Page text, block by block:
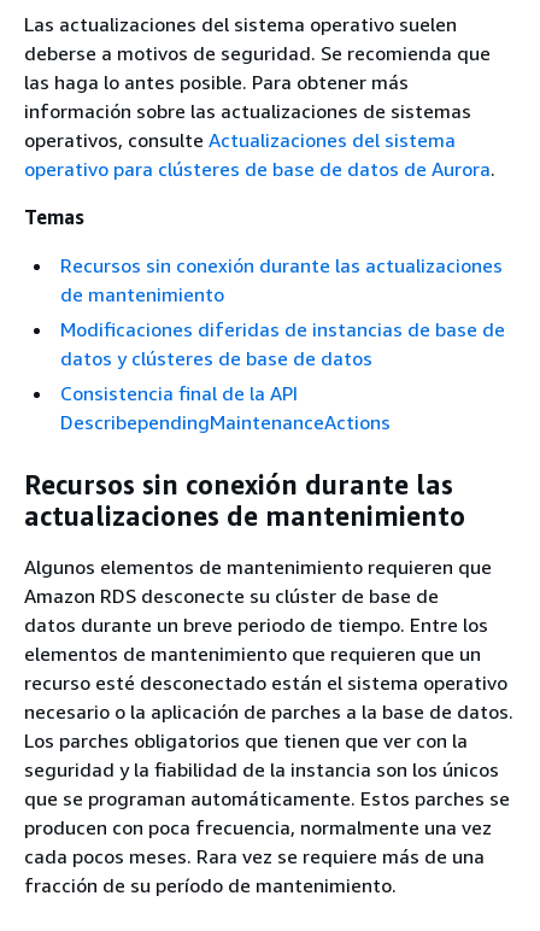
Las actualizaciones del sistema operativo suelen
deberse a motivos de seguridad. Se recomienda que
las haga lo antes posible. Para obtener más
información sobre las actualizaciones de sistemas
operativos, consulte Actualizaciones del sistema
operativo para clústeres de base de datos de Aurora.
Temas
Recursos sin conexión durante las actualizaciones
de mantenimiento
Modificaciones diferidas de instancias de base de
datos y clústeres de base de datos
Consistencia final de la API
DescribependingMaintenanceActions
Recursos sin conexión durante las
actualizaciones de mantenimiento
Algunos elementos de mantenimiento requieren que
Amazon RDS desconecte su clúster de base de
datos durante un breve periodo de tiempo. Entre los
elementos de mantenimiento que requieren que un
recurso esté desconectado están el sistema operativo
necesario o la aplicación de parches a la base de datos.
Los parches obligatorios que tienen que ver con la
seguridad y la fiabilidad de la instancia son los únicos
que se programan automáticamente. Estos parches se
producen con poca frecuencia, normalmente una vez
cada pocos meses. Rara vez se requiere más de una
fracción de su período de mantenimiento.